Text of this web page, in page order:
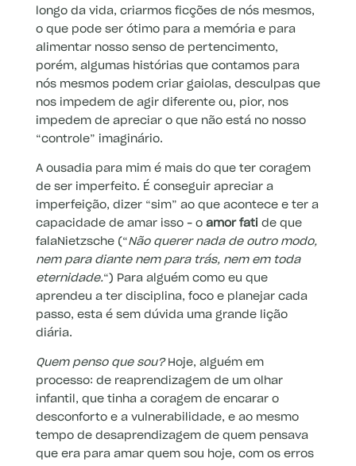
longo da vida, criarmos ficções de nós mesmos,
o que pode ser ótimo para a memória e para
alimentar nosso senso de pertencimento,
porém, algumas histórias que contamos para
nós mesmos podem criar gaiolas, desculpas que
nos impedem de agir diferente ou, pior, nos
impedem de apreciar o que não está no nosso
“controle” imaginário.
A ousadia para mim é mais do que ter coragem
de ser imperfeito. É conseguir apreciar a
imperfeição, dizer “sim” ao que acontece e ter a
capacidade de amar isso – o amor fati de que
falaNietzsche (“Não querer nada de outro modo,
nem para diante nem para trás, nem em toda
eternidade.“) Para alguém como eu que
aprendeu a ter disciplina, foco e planejar cada
passo, esta é sem dúvida uma grande lição
diária.
Quem penso que sou?Hoje, alguém em
processo: de reaprendizagem de um olhar
infantil, que tinha a coragem de encarar o
desconforto e a vulnerabilidade, e ao mesmo
tempo de desaprendizagem de quem pensava
que era para amar quem sou hoje, com os erros